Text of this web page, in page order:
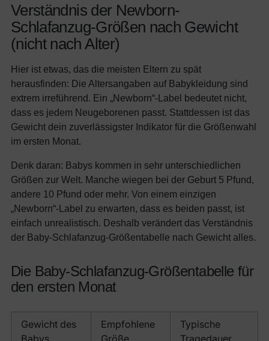
Verständnis der Newborn-
Schlafanzug-Größen nach Gewicht
(nicht nach Alter)
Hier ist etwas, das die meisten Eltern zu spät
herausfinden: Die Altersangaben auf Babykleidung sind
extrem irreführend. Ein „Newborn“-Label bedeutet nicht,
dass es jedem Neugeborenen passt. Stattdessen ist das
Gewicht dein zuverlässigster Indikator für die Größenwahl
im ersten Monat.
Denk daran: Babys kommen in sehr unterschiedlichen
Größen zur Welt. Manche wiegen bei der Geburt 5 Pfund,
andere 10 Pfund oder mehr. Von einem einzigen
„Newborn“-Label zu erwarten, dass es beiden passt, ist
einfach unrealistisch. Deshalb verändert das Verständnis
der Baby-Schlafanzug-Größentabelle nach Gewicht alles.
Die Baby-Schlafanzug-Größentabelle für
den ersten Monat
Gewicht des
Babys
Empfohlene
Größe
Typische
Tragedauer